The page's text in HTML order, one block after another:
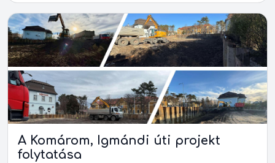
A Komárom, Igmándi úti projekt
folytatása